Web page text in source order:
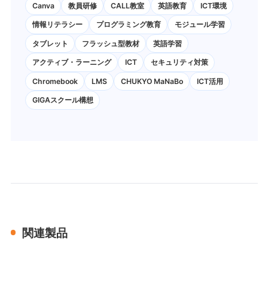
Canva 教員研修 CALL教室 英語教育 ICT環境
情報リテラシー プログラミング教育 モジュール学習
タブレット フラッシュ型教材 英語学習
アクティブ・ラーニング ICT セキュリティ対策
Chromebook LMS CHUKYO MaNaBo ICT活用
GIGAスクール構想
関連製品